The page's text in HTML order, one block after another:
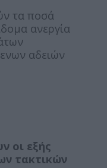
τα ποσά
ανεργία
αδειών
οι εξής
τακτικών